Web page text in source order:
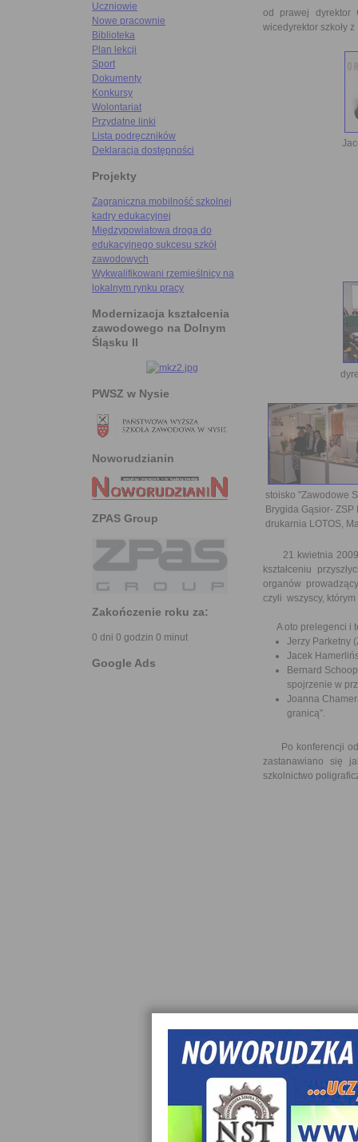
Uczniowie
Nowe pracownie
Biblioteka
Plan lekcji
Sport
Dokumenty
Konkursy
Wolontariat
Przydatne linki
Lista podręczników
Deklaracja dostępności
Projekty
Zagraniczna mobilność szkolnej
kadry edukacyjnej
Międzypowiatowa droga do
edukacyjnego sukcesu szkół
zawodowych
Wykwalifikowani rzemieślnicy na
lokalnym rynku pracy
Modernizacja kształcenia
zawodowego na Dolnym
Śląsku II
PWSZ w Nysie
Noworudzianin
ZPAS Group
Zakończenie roku za:
0 dni 0 godzin 0 minut
Google Ads
od prawej dyrektor
wicedyrektor szkoły
stoisko "Zawodowe
Brygida Gąsior-
drukarnia LOTOS,
21 kwietnia 2009
kształceniu
organów
czyli wszyscy,
A oto prelegenci i
Jerzy Parketny
Jacek
Bernard
spojrzenie w
Joanna
granicą”.
Po konferencji
zastanawiano się
szkolnictwo